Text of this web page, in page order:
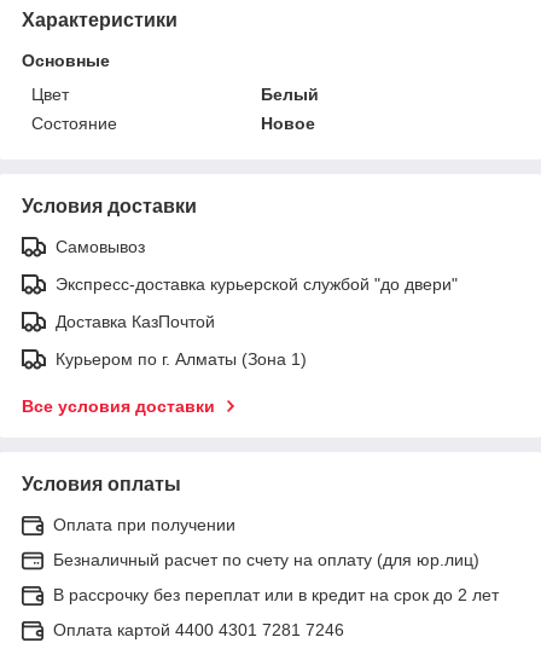
Характеристики
Основные
Цвет
Белый
Состояние
Новое
Условия доставки
Самовывоз
Экспресс-доставка курьерской службой "до двери"
Доставка КазПочтой
Курьером по г. Алматы (Зона 1)
Все условия доставки
Условия оплаты
Оплата при получении
Безналичный расчет по счету на оплату (для юр.лиц)
В рассрочку без переплат или в кредит на срок до 2 лет
Оплата картой 4400 4301 7281 7246